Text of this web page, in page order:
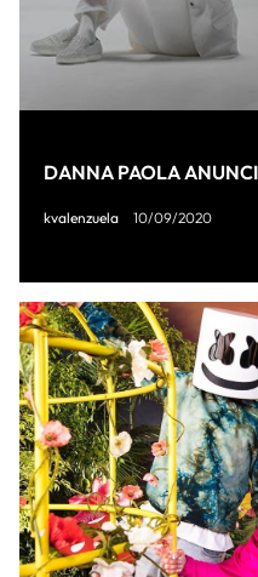
DANNA PAOLA
kvalenzuela 10/09/2020